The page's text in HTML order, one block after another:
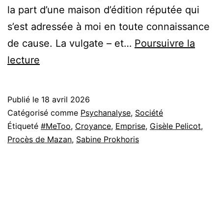
la part d’une maison d’édition réputée qui
s’est adressée à moi en toute connaissance
de cause. La vulgate – et… Poursuivre la
lecture
Gisèle
Pelicot
Publié le 18 avril 2026
Catégorisé comme Psychanalyse, Société
Étiqueté #MeToo, Croyance, Emprise, Gisèle Pelicot,
Procès de Mazan, Sabine Prokhoris